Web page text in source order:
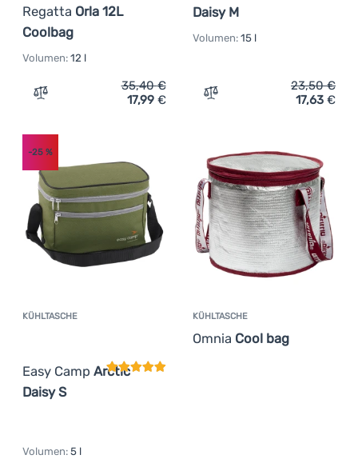
Regatta Orla 12L
Coolbag
Volumen: 12 l
Zum Vergleich 'Kühltasche Regatta Orla 12L Coolbag'
35,40€
17,99 €
Daisy M
Volumen: 15 l
Zum Vergleich
23,50€
17,63 €
KÜHLTASCHE
Easy Camp Arctic
Daisy S
Kundenbewertung
-25 %
Volumen: 5 l
KÜHLTASCHE
Omnia Cool bag